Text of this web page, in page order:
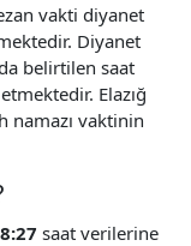
vakti diyanet
Diyanet
belirtilen saat
Elazığ
namazı vaktinin
saat verilerine